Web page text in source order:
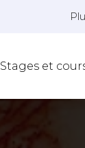
Stages et